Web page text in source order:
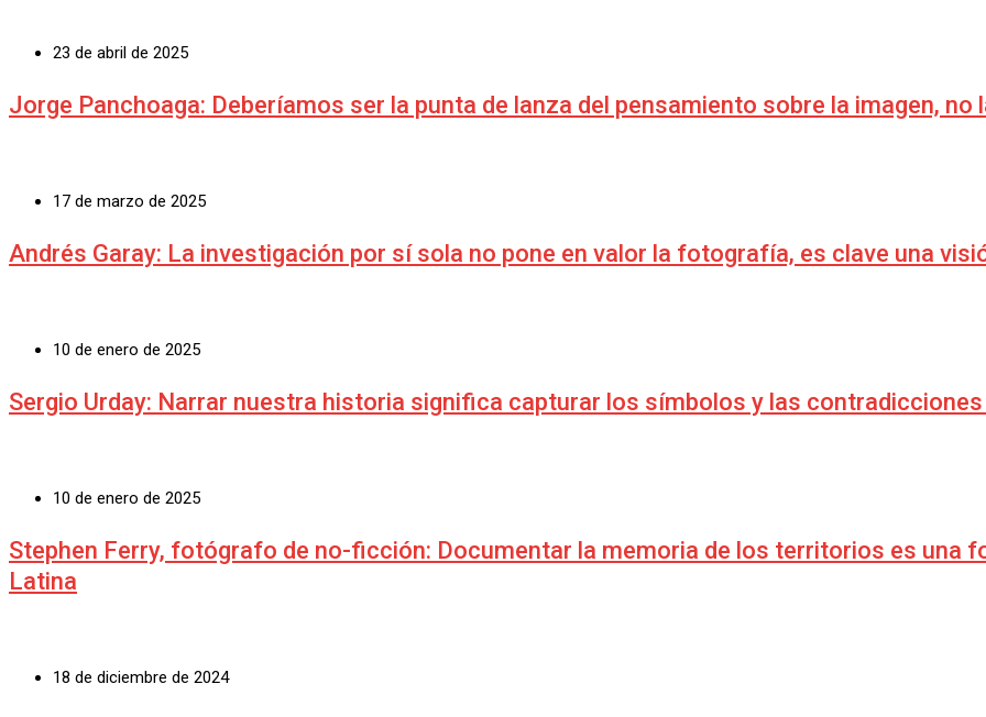
23 de abril de 2025
Jorge Panchoaga: Deberíamos ser la punta de lanza del pensamiento sobre la imagen, no
17 de marzo de 2025
Andrés Garay: La investigación por sí sola no pone en valor la fotografía, es clave una
10 de enero de 2025
Sergio Urday: Narrar nuestra historia significa capturar los símbolos y las contradicciones
10 de enero de 2025
Stephen Ferry, fotógrafo de no-ficción: Documentar la memoria de los territorios es una
Latina
18 de diciembre de 2024